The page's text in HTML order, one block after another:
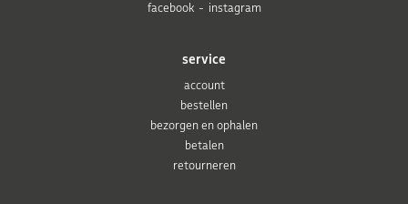
service
account
bestellen
bezorgen en ophalen
betalen
retourneren
facebook
instagram